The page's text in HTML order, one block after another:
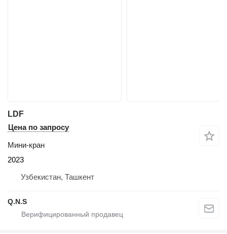
LDF
Цена по запросу
Мини-кран
2023
Узбекистан, Ташкент
Q.N.S